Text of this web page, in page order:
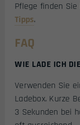
Pflege finden
Tipps.
FAQ
WIE LADE ICH
Verwenden Sie
Ladebox. Kurze
3 Sekunden bei